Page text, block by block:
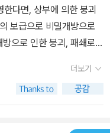
다면, 상부에 의한 붕괴
보급으로 비밀개방으로
으로 인한 붕괴, 패쇄로
더보기